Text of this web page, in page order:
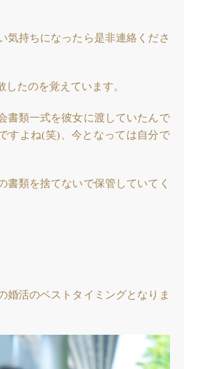
気持ちになったら是非連絡くださ
したのを覚えています。
書類一式を彼女に渡していたんで
すよね(笑)、今となっては自分で
書類を捨てないで保管していてく
婚活のベストタイミングとなりま